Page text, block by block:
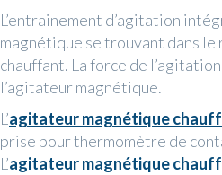
L’entrainement d’agitation
magnétique se trouvant dans
chauffant. La force de
l’agitateur magnétique.
L’agitateur magnétique
prise pour thermomètre de
L’agitateur magnétique